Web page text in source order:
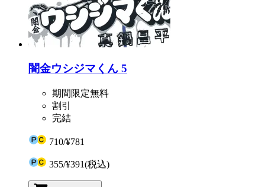
闇金ウシジマくん 5
期間限定無料
割引
完結
710/¥781
355/¥391(税込)